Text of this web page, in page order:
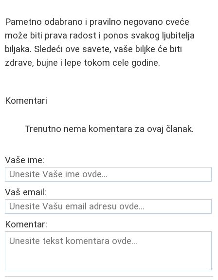
Pametno odabrano i pravilno negovano cveće
može biti prava radost i ponos svakog ljubitelja
biljaka. Sledeći ove savete, vaše biljke će biti
zdrave, bujne i lepe tokom cele godine.
Komentari
Trenutno nema komentara za ovaj članak.
Vaše ime:
Vaš email:
Komentar: